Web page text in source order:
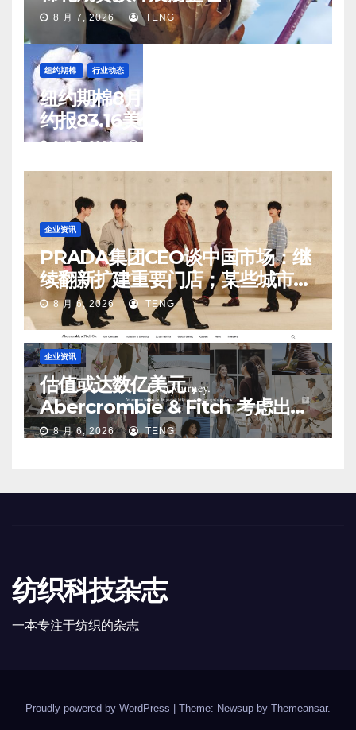
8 月 7, 2026 TENG
纽约期棉 行业动态
纽约期棉8月6日(周四)收涨12月合
约报83.16美分/磅
8 月 7, 2026 TENG
企业资讯
PRADA集团CEO谈中国市场：继
续翻新扩建重要门店；某些城市的
第二、第三店不再有价值
8 月 6, 2026 TENG
企业资讯
估值或达数亿美元，
Abercrombie & Fitch 考虑出售
中国业务部分股权
8 月 6, 2026 TENG
纺织科技杂志
一本专注于纺织的杂志
Proudly powered by WordPress Theme: Newsup by Themeansar.